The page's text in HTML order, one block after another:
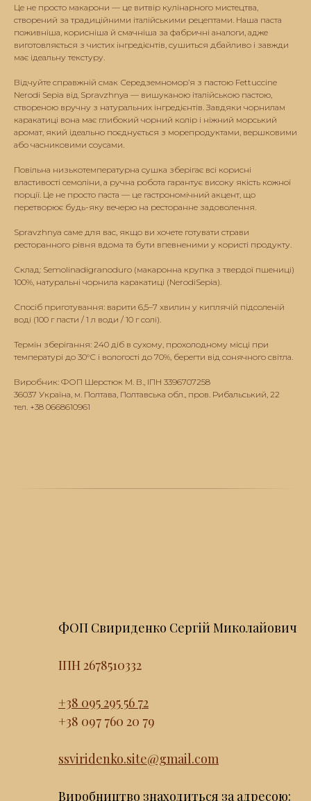
Це не просто макарони — це витвір кулінарного мистецтва,
створений за традиційними італійськими рецептами. Наша паста
поживніша, корисніша й смачніша за фабричні аналоги, адже
виготовляється з чистих інгредієнтів, сушиться дбайливо і завжди
має ідеальну текстуру.
Відчуйте справжній смак Середземномор’я з пастою Fettuccine
Nerodi Sepia від Spravzhnya — вишуканою італійською пастою,
створеною вручну з натуральних інгредієнтів. Завдяки чорнилам
каракатиці вона має глибокий чорний колір і ніжний морський
аромат, який ідеально поєднується з морепродуктами, вершковими
або часниковими соусами.
Повільна низькотемпературна сушка зберігає всі корисні
властивості семоліни, а ручна робота гарантує високу якість кожної
порції. Це не просто паста — це гастрономічний акцент, що
перетворює будь-яку вечерю на ресторанне задоволення.
Spravzhnya саме для вас, якщо ви хочете готувати страви
ресторанного рівня вдома та бути впевненими у користі продукту.
Склад: Semolinadigranoduro (макаронна крупка з твердої пшениці)
100%, натуральні чорнила каракатиці (NerodiSepia).
Спосіб приготування: варити 6,5–7 хвилин у киплячій підсоленій
воді (100 г пасти / 1 л води / 10 г солі).
Термін зберігання: 240 діб в сухому, прохолодному місці при
температурі до 30°С і вологості до 70%, берегти від сонячного світла.
Виробник: ФОП Шерстюк М. В., ІПН 3396707258
36037 Україна, м. Полтава, Полтавська обл., пров. Рибальський, 22
тел. +38 0668610961
ФОП Свириденко Сергій Миколайович
ІПН 2678510332
+38 095 295 56 72
+38 097 760 20 79
ssviridenko.site@gmail.com
Виробництво знаходиться за адресою: